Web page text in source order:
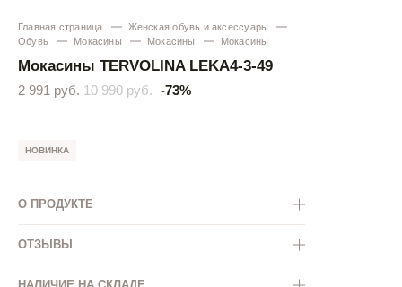
Главная страница
Женская обувь и аксессуары
Обувь
Мокасины Мокасины Мокасины
Мокасины TERVOLINA LEKA4-3-49
2 991 руб. 10 990 руб. -73%
НОВИНКА
О ПРОДУКТЕ
ОТЗЫВЫ